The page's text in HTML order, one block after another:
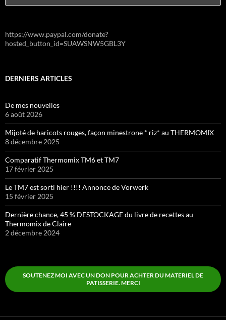
https://www.paypal.com/donate?
hosted_button_id=SUAWSNW5GBL3Y
DERNIERS ARTICLES
De mes nouvelles
6 août 2026
Mijoté de haricots rouges, façon minestrone * riz* au THERMOMIX
8 décembre 2025
Comparatif Thermomix TM6 et TM7
17 février 2025
Le TM7 est sorti hier !!!! Annonce de Vorwerk
15 février 2025
Dernière chance, 45 % DESTOCKAGE du livre de recettes au
Thermomix de Claire
2 décembre 2024
SOUTENEZ MOI AVEC UN DON POUR ACHTER DU MATERIEL DE
PATISSERIE. MERCI